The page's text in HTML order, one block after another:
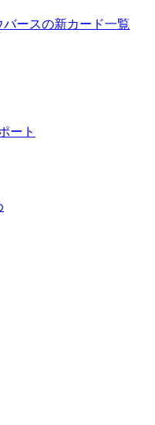
ースの新カード一覧
ート